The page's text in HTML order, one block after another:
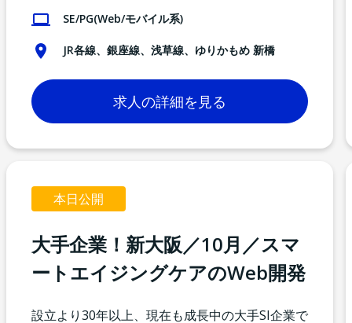
SE/PG(Web/モバイル系)
JR各線、銀座線、浅草線、ゆりかもめ 新橋
求人の詳細を見る
本日公開
大手企業！新大阪／10月／スマ
ートエイジングケアのWeb開発
設立より30年以上、現在も成長中の大手SI企業で